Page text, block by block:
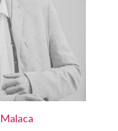
Malaca